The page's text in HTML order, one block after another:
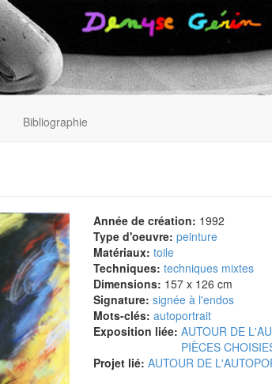
Bibliographie
Année de création: 1992
Type d'oeuvre: peinture
Matériaux: toile
Techniques: techniques mixtes
Dimensions: 157 x 126 cm
Signature: signée à l'endos
Mots-clés: autoportrait
Exposition liée: AUTOUR DE
PIÈCES
Projet lié: AUTOUR DE